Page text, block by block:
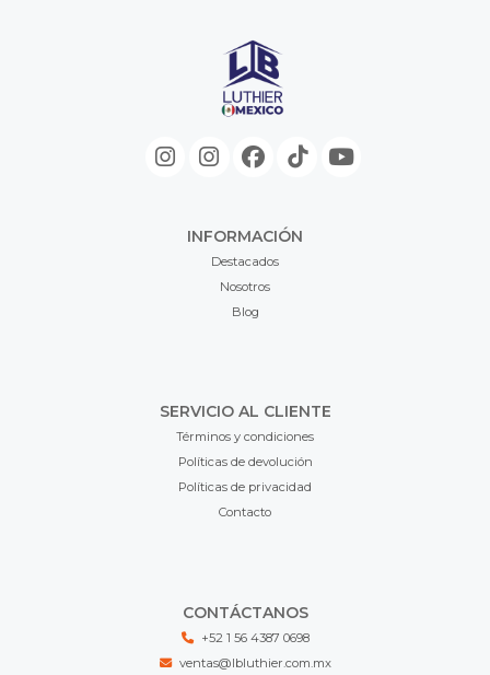
INFORMACIÓN
Destacados
Nosotros
Blog
SERVICIO AL CLIENTE
Términos y condiciones
Políticas de devolución
Políticas de privacidad
Contacto
CONTÁCTANOS
+52 1 56 4387 0698
ventas@lbluthier.com.mx